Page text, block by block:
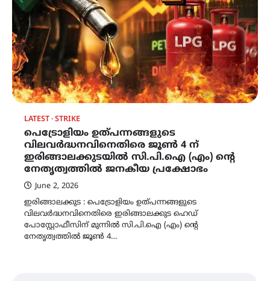
LATEST STRIKE
പെട്രോളിയം ഉത്പന്നങ്ങളുടെ
വിലവർദ്ധനവിനെതിരെ ജൂൺ 4 ന്
ഇരിങ്ങാലക്കുടയിൽ സി.പി.ഐ (എം) ന്റെ
നേതൃത്വത്തിൽ ജനകീയ പ്രക്ഷോഭം
June 2, 2026
ഇരിങ്ങാലക്കുട : പെട്രോളിയം ഉത്പന്നങ്ങളുടെ
വിലവർദ്ധനവിനെതിരെ ഇരിങ്ങാലക്കുട ഹെഡ്
പോസ്റ്റോഫീസിന് മുന്നിൽ സി.പി.ഐ (എം) ന്റെ
നേതൃത്വത്തിൽ ജൂൺ 4…